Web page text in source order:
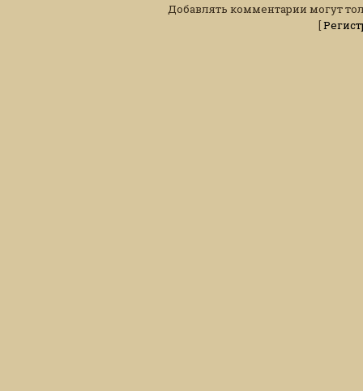
Добавлять комментарии могут
[